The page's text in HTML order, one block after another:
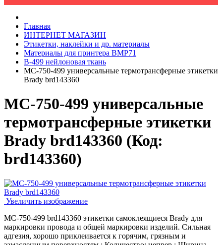
Главная
ИНТЕРНЕТ МАГАЗИН
Этикетки, наклейки и др. материалы
Материалы для принтера BMP71
B-499 нейлоновая ткань
MC-750-499 универсальные термотрансферные этикетки
Brady brd143360
MC-750-499 универсальные
термотрансферные этикетки
Brady brd143360 (Код:
brd143360)
Увеличить изображение
MC-750-499 brd143360 этикетки самоклеящиеся Brady для
маркировки провода и общей маркировки изделий. Сильная
адгезия, хорошо приклеивается к горячим, грязным и